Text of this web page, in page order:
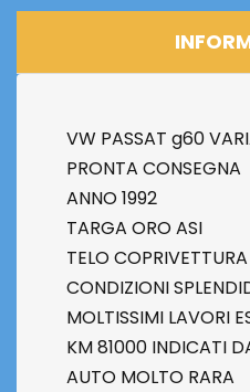
VW PASSAT g60
PRONTA CONSEGNA
ANNO 1992
TARGA ORO ASI
TELO
CONDIZIONI
MOLTISSIMI LAVORI
KM 81000 INDICATI
AUTO MOLTO RARA